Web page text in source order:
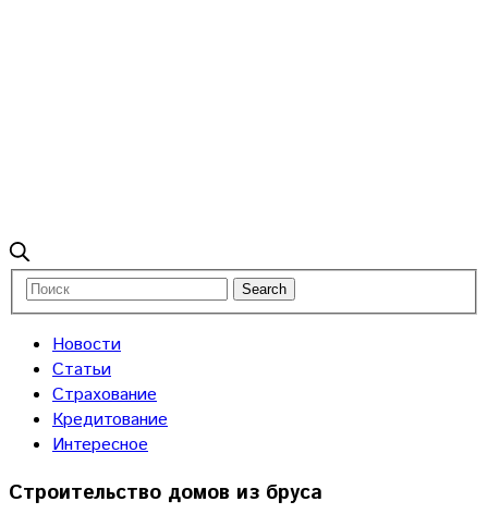
Новости
Статьи
Страхование
Кредитование
Интересное
Строительство домов из бруса